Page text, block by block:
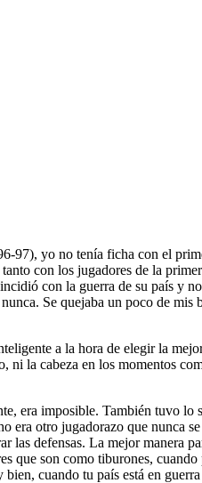
97), yo no tenía ficha con el
con los jugadores de la
con la guerra de su país y
Se quejaba un poco de mis
a la hora de elegir la
ni la cabeza en los momentos
era imposible. También tuvo lo
era otro jugadorazo que nunca
las defensas. La mejor manera
que son como tiburones,
cuando tu país está en